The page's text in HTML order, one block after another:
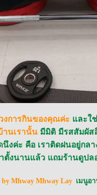
งการกินของคุณค่ะ ละใช่
านเรานั้น มีมิติ มีรสสัมผัส
งค่ะ คือ เราติดฝนอยู่ก
ตั้งนานแล้ว แถมร้านดูปล
by Mhway Mhway Lay เมนูอ